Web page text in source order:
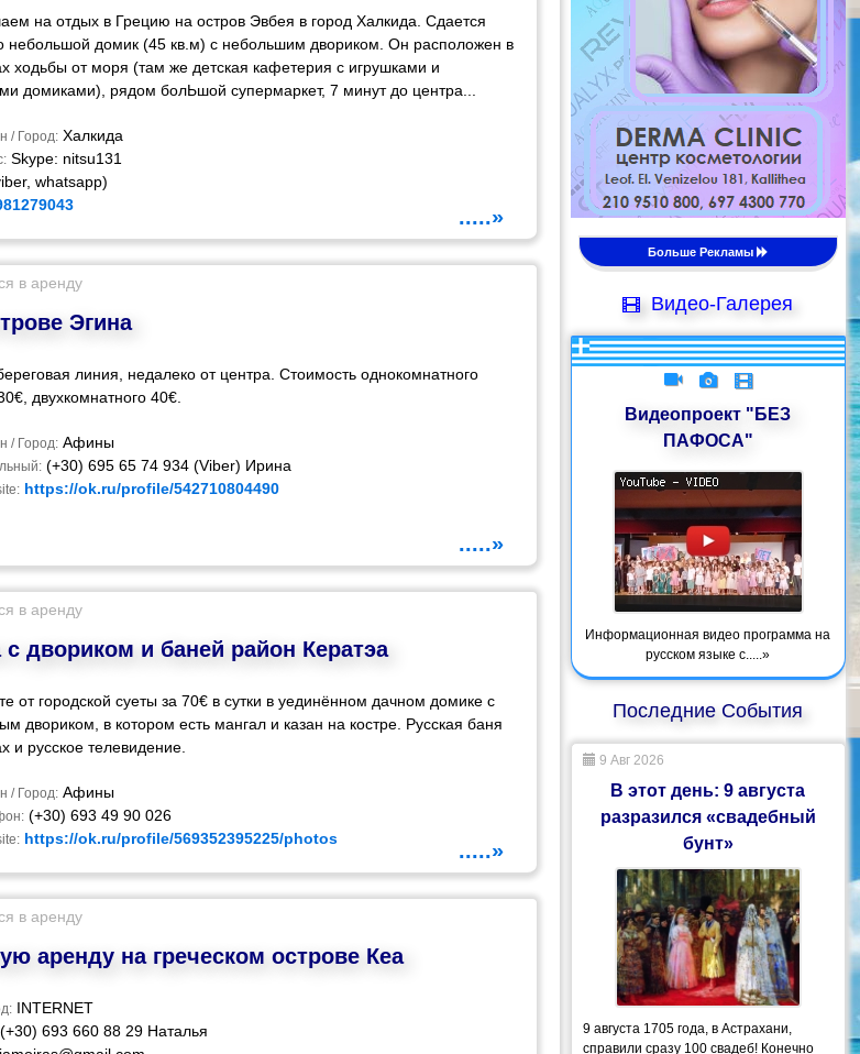
на отдых в Грецию на остров Эвбея в город Халкида. Сдается
небольшой домик (45 кв.м) с небольшим двориком. Он расположен в
ходьбы от моря (там же детская кафетерия с игрушками и
домиками), рядом болЬшой супермаркет, 7 минут до центра...
/ Город: Халкида
Skype: nitsu131
whatsapp)
.....»
в аренду
Эгина
линия, недалеко от центра. Стоимость однокомнатного
двухкомнатного 40€.
/ Город: Афины
(+30) 695 65 74 934 (Viber) Ирина
https://ok.ru/profile/542710804490
.....»
в аренду
двориком и баней район Кератэа
от городской суеты за 70€ в сутки в уединённом дачном домике с
двориком, в котором есть мангал и казан на костре. Русская баня
и русское телевидение.
/ Город: Афины
(+30) 693 49 90 026
https://ok.ru/profile/569352395225/photos .....»
в аренду
аренду на греческом острове Кеа
INTERNET
(+30) 693 660 88 29 Наталья
Больше Рекламы
Видео-Галерея
Видеопроект "БЕЗ
ПАФОСА"
Информационная видео программа на
русском языке с.....»
Последние События
9 Авг 2026
В этот день: 9 августа
разразился «свадебный
бунт»
9 августа 1705 года, в Астрахани,
справили сразу 100 свадеб! Конечно